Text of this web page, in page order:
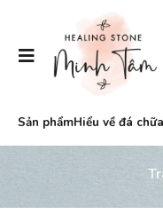
Sản phẩmHiểu về đá